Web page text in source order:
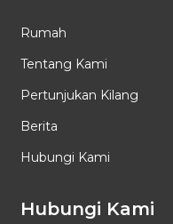
Rumah
Tentang Kami
Pertunjukan Kilang
Berita
Hubungi Kami
Hubungi Kami